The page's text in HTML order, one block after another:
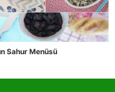
Sahur Menüsü